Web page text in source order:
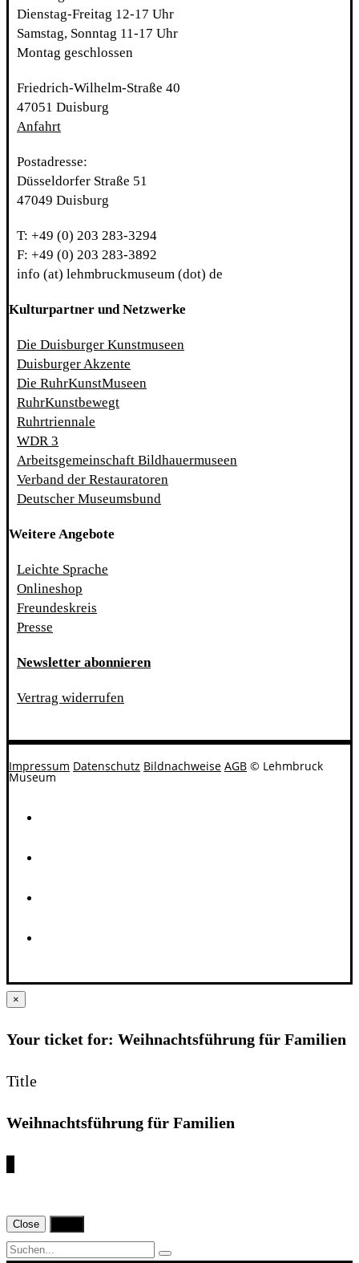
Dienstag-Freitag 12-17 Uhr
Samstag, Sonntag 11-17 Uhr
Montag geschlossen
Friedrich-Wilhelm-Straße 40
47051 Duisburg
Anfahrt
Postadresse:
Düsseldorfer Straße 51
47049 Duisburg
T: +49 (0) 203 283-3294
F: +49 (0) 203 283-3892
info (at) lehmbruckmuseum (dot) de
Kulturpartner und Netzwerke
Die Duisburger Kunstmuseen
Duisburger Akzente
Die RuhrKunstMuseen
RuhrKunstbewegt
Ruhrtriennale
WDR 3
Arbeitsgemeinschaft Bildhauermuseen
Verband der Restauratoren
Deutscher Museumsbund
Weitere Angebote
Leichte Sprache
Onlineshop
Freundeskreis
Presse
Newsletter abonnieren
Vertrag widerrufen
Impressum Datenschutz Bildnachweise AGB © Lehmbruck
Museum
×
Your ticket for: Weihnachtsführung für Familien
Title
Weihnachtsführung für Familien
Close